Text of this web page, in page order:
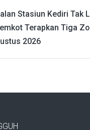
Stasiun Kediri Tak
Terapkan Tiga
2026